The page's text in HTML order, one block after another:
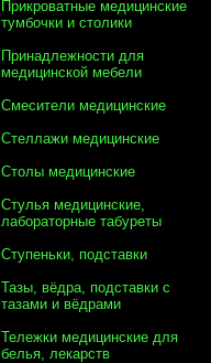
Прикроватные медицинские
тумбочки и столики
Принадлежности для
медицинской мебели
Смесители медицинские
Стеллажи медицинские
Столы медицинские
Стулья медицинские,
лабораторные табуреты
Ступеньки, подставки
Тазы, вёдра, подставки с
тазами и вёдрами
Тележки медицинские для
белья, лекарств